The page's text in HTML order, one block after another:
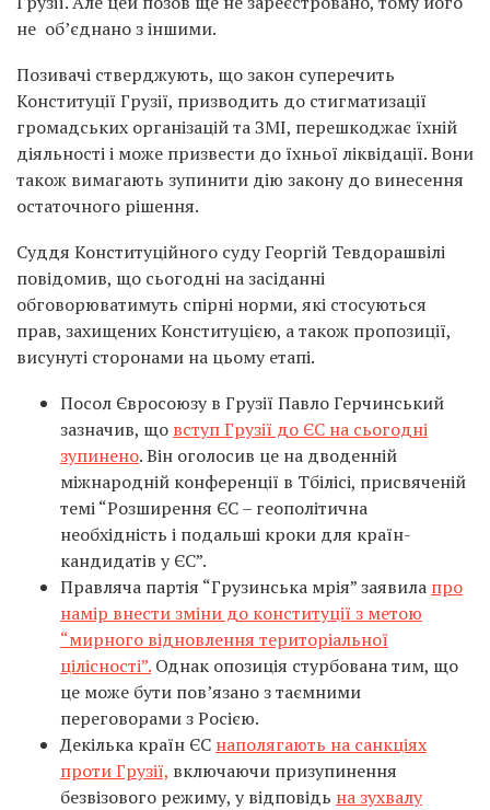
не об’єднано з іншими.
Позивачі стверджують, що закон суперечить
Конституції Грузії, призводить до стигматизації
громадських організацій та ЗМІ, перешкоджає їхній
діяльності і може призвести до їхньої ліквідації. Вони
також вимагають зупинити дію закону до винесення
остаточного рішення.
Суддя Конституційного суду Георгій Тевдорашвілі
повідомив, що сьогодні на засіданні
обговорюватимуть спірні норми, які стосуються
прав, захищених Конституцією, а також пропозиції,
висунуті сторонами на цьому етапі.
Посол Євросоюзу в Грузії Павло Герчинський
зазначив, що вступ Грузії до ЄС на сьогодні
зупинено. Він оголосив це на дводенній
міжнародній конференції в Тбілісі, присвяченій
темі “Розширення ЄС – геополітична
необхідність і подальші кроки для країн-
кандидатів у ЄС”.
Правляча партія “Грузинська мрія” заявила про
намір внести зміни до конституції з метою
“мирного відновлення територіальної
цілісності”. Однак опозиція стурбована тим, що
це може бути пов’язано з таємними
переговорами з Росією.
Декілька країн ЄС наполягають на санкціях
проти Грузії, включаючи призупинення
безвізового режиму, у відповідь на зухвалу